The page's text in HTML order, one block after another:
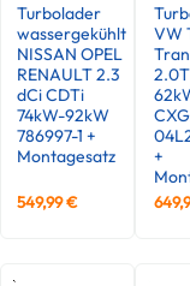
Turbolader
wassergekühlt
NISSAN OPEL
RENAULT 2.3
dCi CDTi
74kW-92kW
786997-1 +
Montagesatz
549,99€
VW
+